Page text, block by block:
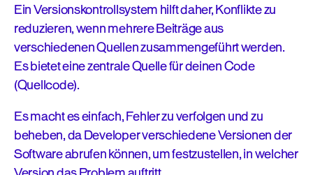
Ein Versionskontrollsystem hilft daher, Konflikte zu
reduzieren, wenn mehrere Beiträge aus
verschiedenen Quellen zusammengeführt werden.
Es bietet eine zentrale Quelle für deinen Code
(Quellcode).
Es macht es einfach, Fehler zu verfolgen und zu
beheben, da Developer verschiedene Versionen der
Software abrufen können, um festzustellen, in welcher